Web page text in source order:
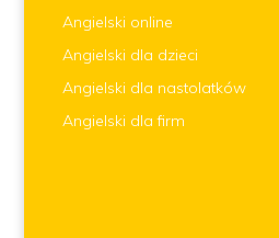
Angielski online
Angielski dla dzieci
Angielski dla nastolatków
Angielski dla firm